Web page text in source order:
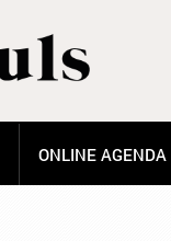
ONLINE AGENDA